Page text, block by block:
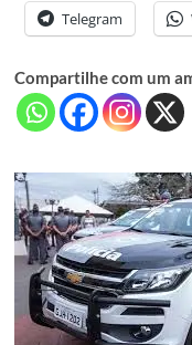
Telegram
Compartilhe com um